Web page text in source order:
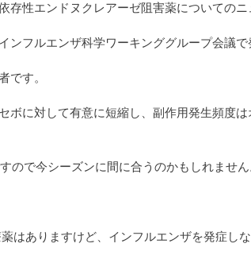
存性エンドヌクレアーゼ阻害薬についてのニ
ンフルエンザ科学ワーキンググループ会議で
です。
ボに対して有意に短縮し、副作用発生頻度
ので今シーズンに間に合うのかもしれません
はありますけど、インフルエンザを発症しな